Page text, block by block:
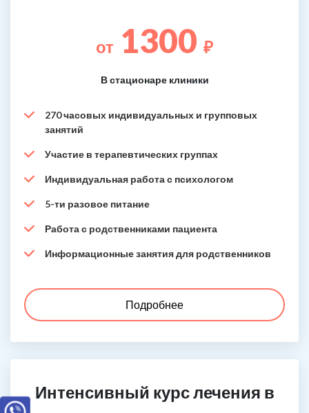
от 1300 ₽
В стационаре клиники
270 часовых индивидуальных и групповых
занятий
Участие в терапевтических группах
Индивидуальная работа с психологом
5-ти разовое питание
Работа с родственниками пациента
Информационные занятия для родственников
Подробнее
Интенсивный курс лечения в